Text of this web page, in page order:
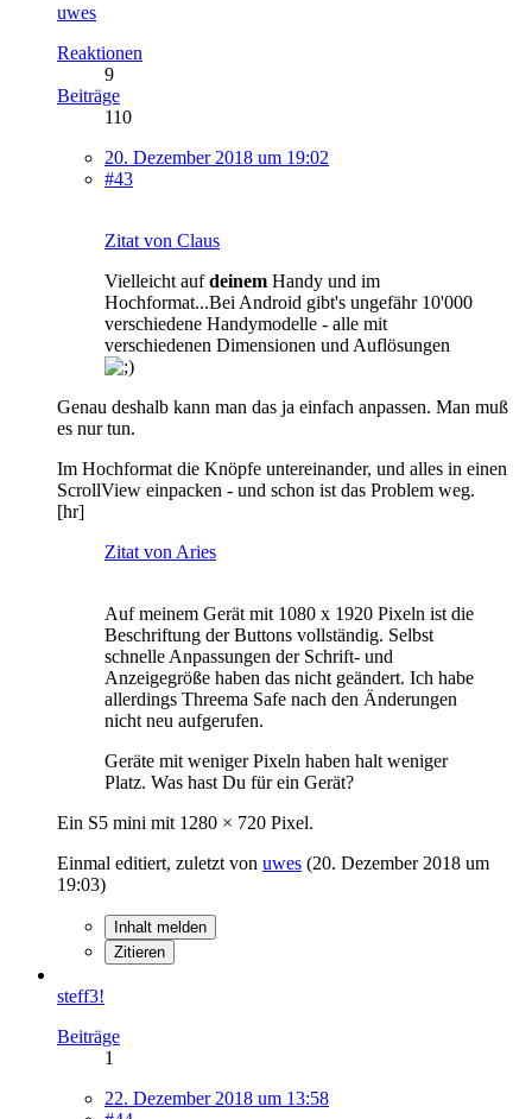
uwes
Reaktionen
9
Beiträge
110
20. Dezember 2018 um 19:02
#43
Zitat von Claus
Vielleicht aufdeinem Handy und im
Hochformat...Bei Android gibt's ungefähr 10'000
verschiedene Handymodelle - alle mit
verschiedenen Dimensionen und Auflösungen
Genau deshalb kann man das ja einfach anpassen. Man muß
es nur tun.
Im Hochformat die Knöpfe untereinander, und alles in einen
ScrollView einpacken - und schon ist das Problem weg.
[hr]
Zitat von Aries
Auf meinem Gerät mit 1080 x 1920 Pixeln ist die
Beschriftung der Buttons vollständig. Selbst
schnelle Anpassungen der Schrift- und
Anzeigegröße haben das nicht geändert. Ich habe
allerdings Threema Safe nach den Änderungen
nicht neu aufgerufen.
Geräte mit weniger Pixeln haben halt weniger
Platz. Was hast Du für ein Gerät?
Ein S5 mini mit 1280 × 720 Pixel.
Einmal editiert, zuletzt von uwes (20. Dezember 2018 um
19:03)
Inhalt melden
Zitieren
steff3!
Beiträge
1
22. Dezember 2018 um 13:58